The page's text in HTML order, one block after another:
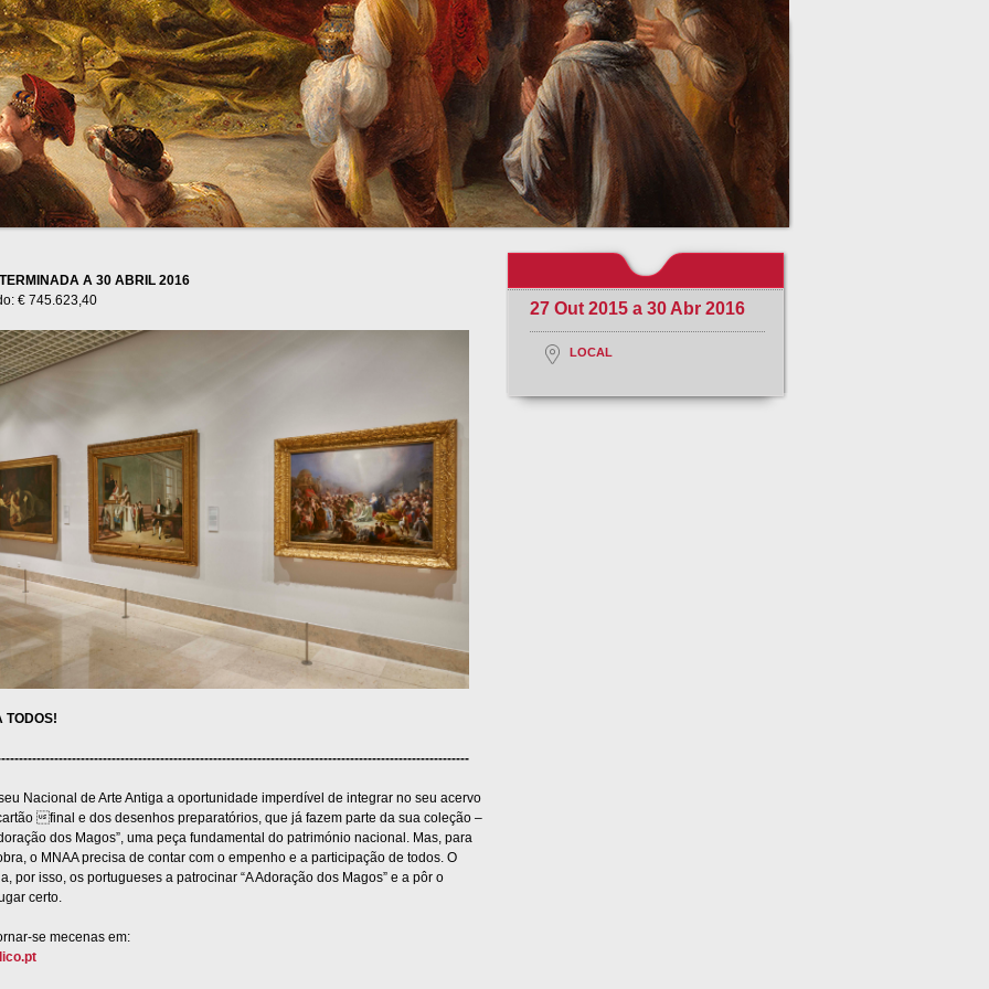
A 30 ABRIL 2016
€ 745.623,40
TODOS!
Nacional de Arte Antiga a oportunidade imperdível de integrar no seu acervo
final e dos desenhos preparatórios, que já fazem parte da sua coleção –
dos Magos”, uma peça fundamental do património nacional. Mas, para
o MNAA precisa de contar com o empenho e a participação de todos. O
por isso, os portugueses a patrocinar “A Adoração dos Magos” e a pôr o
certo.
se mecenas em:
27 Out 2015 a 30 Abr 2016
LOCAL